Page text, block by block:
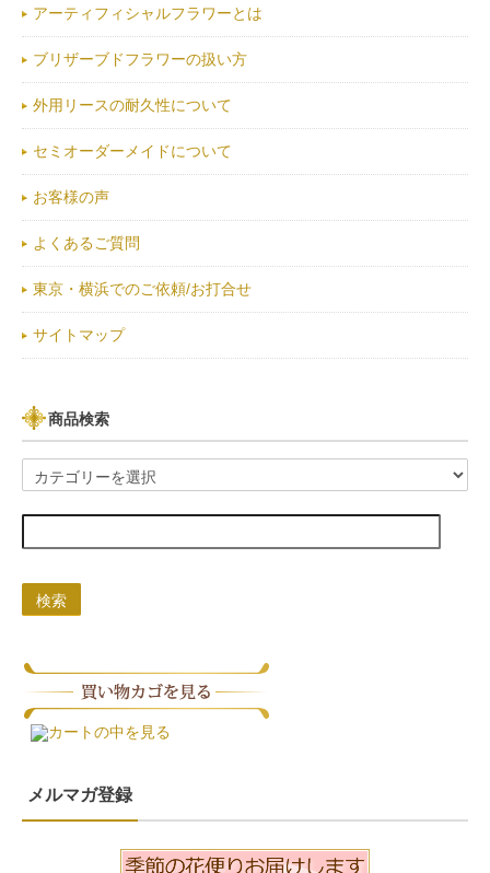
アーティフィシャルフラワーとは
ブリザーブドフラワーの扱い方
外用リースの耐久性について
セミオーダーメイドについて
お客様の声
よくあるご質問
東京・横浜でのご依頼/お打合せ
サイトマップ
商品検索
検索
カートの中を見る
メルマガ登録